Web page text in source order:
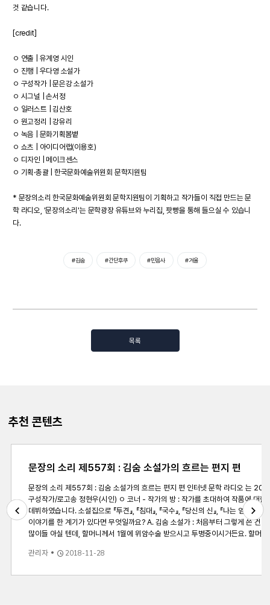
것 같습니다.
[credit]
ㅇ 연출 | 유계영 시인
ㅇ 진행 | 우다영 소설가
ㅇ 구성작가 | 문은강 소설가
ㅇ 시그널 | 손서정
ㅇ 일러스트 | 김산호
ㅇ 원고정리 | 강유리
ㅇ 녹음 | 문화기획봄볕
ㅇ 쇼츠 | 아이디어랩(이용호)
ㅇ 디자인 | 메이크센스
ㅇ 기획·총괄 | 한국문화예술위원회 문학지원팀
* 문장의소리 한국문화예술위원회 문학지원팀이 기획하고 작가들이 직접 만드는 문
학 라디오, '문장의소리'는 문학광장 유튜브와 누리집, 팟빵을 통해 들으실 수 있습니
다.
#김숨 #간단후쿠 #민음사 #겨울
목록
추천 콘텐츠
Previous
문장의 소리 제557회 : 김숨 소설가의 흐르는 편지 편
문장의 소리 제557회 : 김숨 소설가의 흐르는 편지 편 인터넷 문학 라디오 는 2005년부터 지금까지 560여명의 초대손님이 다녀갔습니다. 연출과 진행, 구성 모두 현직 작가이며 2018년도는 소설가 조해진, 해이수, 시인 정현우가 함께 합니다. 지금까지의 방송은 사이버문학광장 홈페이지와 유튜브, 팟빵과 팟캐스트를 통해서 들을 수 있습니다. ㅇ 스태프 연출 조해진(소설가) 진행 해이수(소설가)
구성작가/로고송 정현우(시인) ㅇ 코너 - 작가의 방 : 작가를 초대하여 작품에 대한 이야기를 나눕니다. - 책들의 방 : 책을 둘러싼 다양한 직업군의 사람들을 초대하여 이야기를 나눕니다. - 첫 책을 소개합니다 : 첫 책을 발간한 작가가 직접 자신의 목소리로 작품을 소개합니다. ● 오프닝 : 안현미 「불멸의 뒤란」 ● ● 1부 / 김숨 소설가 김숨 소설가는 1997년 대전일보, 1998년 문학동네로
데뷔하였습니다. 소설집으로 『투견』, 『침대』, 『국수』, 『당신의 신』, 『나는 염소가 처음
이야기를 한 계기가 있다면 무엇일까요? A. 김숨 소설가 : 처음부터 그렇게 쓴 건
많이들 아실 텐데, 할머니께서 1월에 위암수술 받으시고 투병중이시거든요. 할머
관리자 2018-11-28
Next